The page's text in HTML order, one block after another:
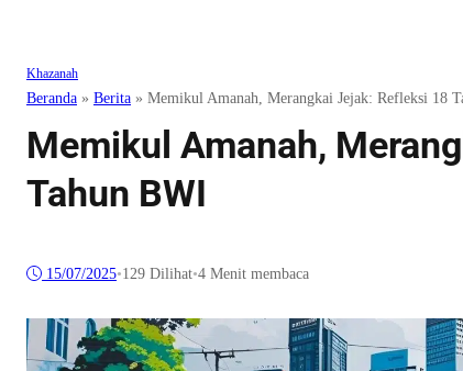
Khazanah
Beranda » Berita » Memikul Amanah, Merangkai Jejak: Refleksi 18
Memikul Amanah,
Tahun BWI
15/07/2025•129 Dilihat•4 Menit membaca